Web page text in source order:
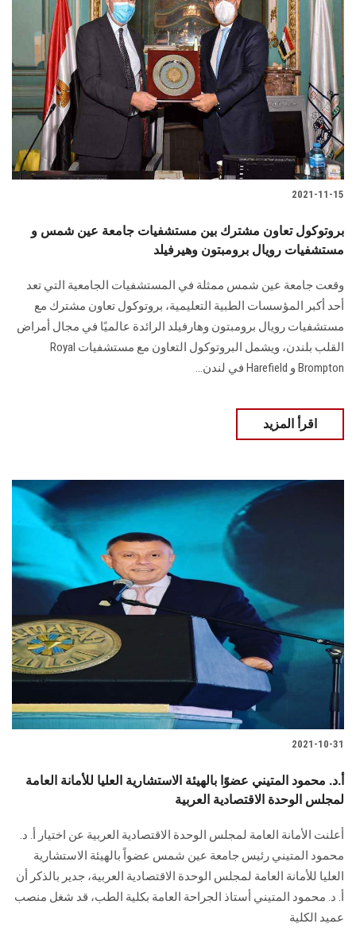
2021-11-15
بروتوكول تعاون مشترك بين مستشفيات جامعة عين شمس و
مستشفيات رويال برومبتون وهيرفيلد
وقعت جامعة عين شمس ممثلة في المستشفيات الجامعية التي تعد
أحد أكبر المؤسسات الطبية التعليمية، بروتوكول تعاون مشترك مع
مستشفيات رويال برومبتون وهارفيلد الرائدة عالميًا في مجال أمراض
القلب بلندن، ويشمل البروتوكول التعاون مع مستشفيات Royal
Brompton و Harefield في لندن...
اقرأ المزيد
2021-10-31
أ.د. محمود المتيني عضوًا بالهيئة الاستشارية العليا للأمانة العامة
لمجلس الوحدة الاقتصادية العربية
أعلنت الأمانة العامة لمجلس الوحدة الاقتصادية العربية عن اختيار أ. د.
محمود المتيني رئيس جامعة عين شمس عضواً بالهيئة الاستشارية
العليا للأمانة العامة لمجلس الوحدة الاقتصادية العربية، جدير بالذكر أن
أ. د. محمود المتيني أستاذ الجراحة العامة بكلية الطب، قد شغل منصب
عميد الكلية